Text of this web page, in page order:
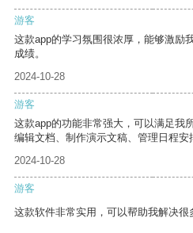
游客
这款app的学习氛围很浓厚，能够激励
成绩。
2024-10-28
游客
这款app的功能非常强大，可以满足我
编辑文档、制作演示文稿、管理日程安
2024-10-28
游客
这款软件非常实用，可以帮助我解决很